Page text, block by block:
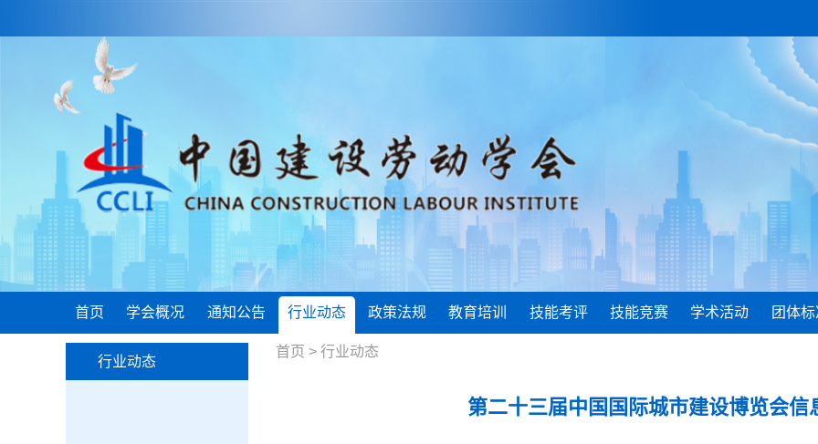
首页 学会概况 通知公告 行业动态 政策法规 教育培训 技能考评 技能竞赛 学术活动 团体
行业动态
首页 > 行业动态
第二十三届中国国际城市建设博览会信